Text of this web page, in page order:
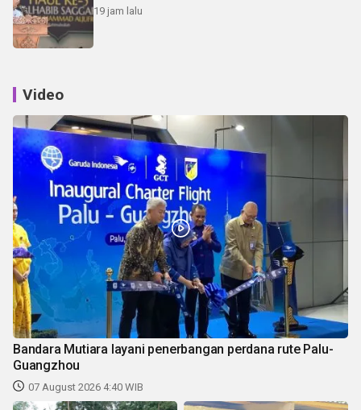
19 jam lalu
Video
Bandara Mutiara layani penerbangan perdana rute Palu-
Guangzhou
07 August 2026 4:40 WIB